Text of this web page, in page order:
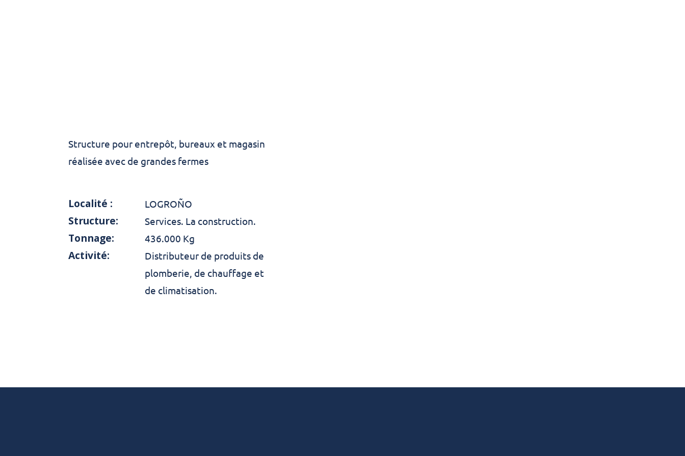
Structure pour entrepôt, bureaux et magasin
réalisée avec de grandes fermes
Localité : LOGROÑO
Structure: Services. La construction.
Tonnage: 436.000 Kg
Activité:
Distributeur de produits de
plomberie, de chauffage et
de climatisation.